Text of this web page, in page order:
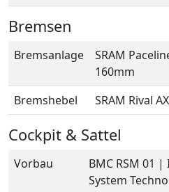
Bremsen
Bremsanlage
SRAM
160mm
Bremshebel
SRAM Rival
Cockpit & Sattel
Vorbau
BMC RSM 01
System